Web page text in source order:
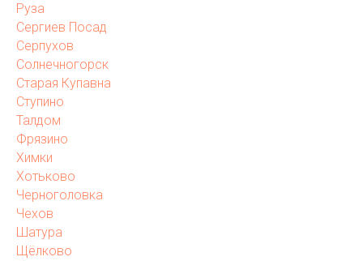
Руза
Сергиев Посад
Серпухов
Солнечногорск
Старая Купавна
Ступино
Талдом
Фрязино
Химки
Хотьково
Черноголовка
Чехов
Шатура
Щёлково